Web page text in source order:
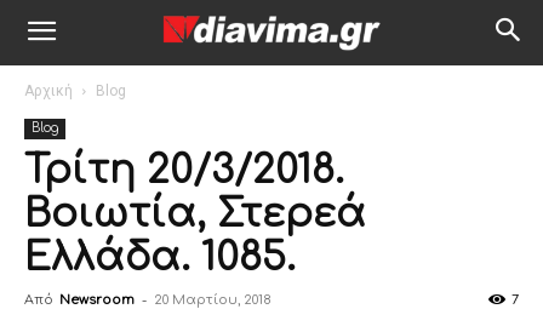
Αρχική Blog
Blog
Τρίτη 20/3/2018.
Βοιωτία, Στερεά
Ελλάδα. 1085.
Από Newsroom - 20 Μαρτίου, 2018 7